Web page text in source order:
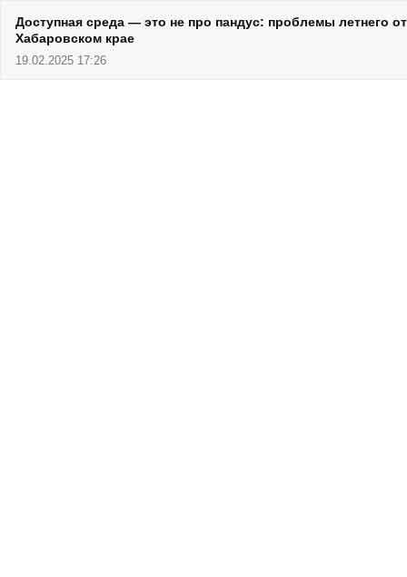
Доступная среда — это не про пандус: проблемы летнего
Хабаровском крае
19.02.2025 17:26